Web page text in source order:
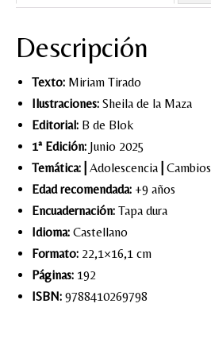
Descripción
Texto: Miriam Tirado
Ilustraciones: Sheila de la Maza
Editorial: B de Blok
1ª Edición: Junio 2025
Temática: Adolescencia Cambios
Edad recomendada: +9 años
Encuadernación: Tapa dura
Idioma: Castellano
Formato: 22,1×16,1 cm
Páginas: 192
ISBN: 9788410269798